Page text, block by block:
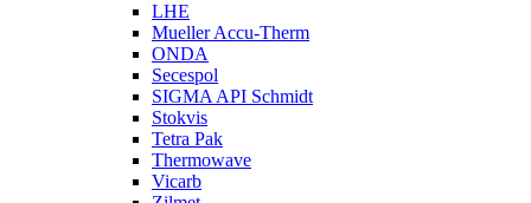
LHE
Mueller Accu-Therm
ONDA
Secespol
SIGMA API Schmidt
Stokvis
Tetra Pak
Thermowave
Vicarb